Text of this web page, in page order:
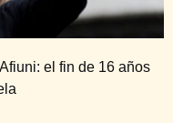
el fin de 16 años